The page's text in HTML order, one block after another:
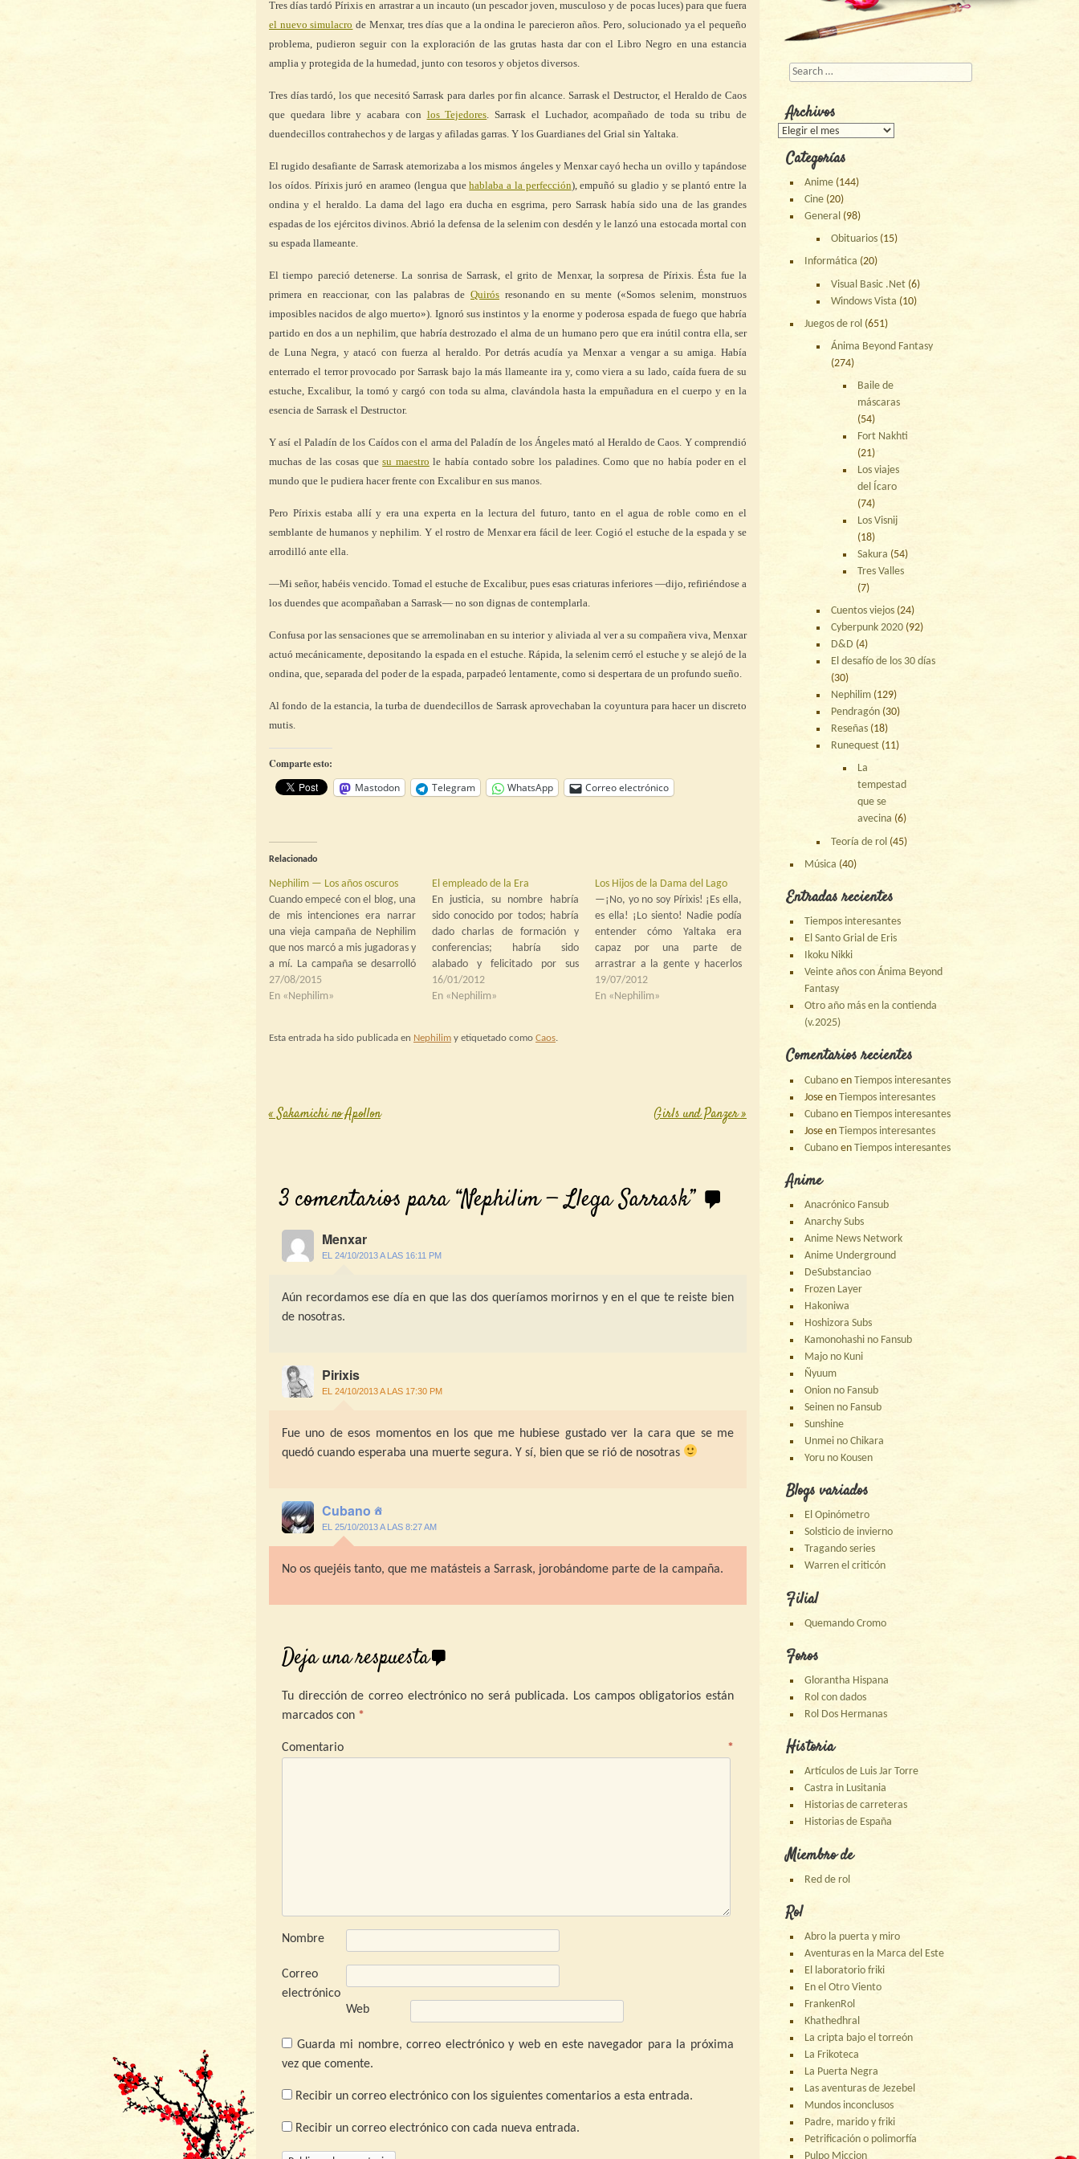
Tres días tardó Pírixis en arrastrar a un incauto (un pescador joven, musculoso y de pocas luces) para que fuera
el nuevo simulacro de Menxar, tres días que a la ondina le parecieron años. Pero, solucionado ya el pequeño
problema, pudieron seguir con la exploración de las grutas hasta dar con el Libro Negro en una estancia
amplia y protegida de la humedad, junto con tesoros y objetos diversos.
Tres días tardó, los que necesitó Sarrask para darles por fin alcance. Sarrask el Destructor, el Heraldo de Caos
que quedara libre y acabara con los Tejedores. Sarrask el Luchador, acompañado de toda su tribu de
duendecillos contrahechos y de largas y afiladas garras. Y los Guardianes del Grial sin Yaltaka.
El rugido desafiante de Sarrask atemorizaba a los mismos ángeles y Menxar cayó hecha un ovillo y tapándose
los oídos. Pírixis juró en arameo (lengua quehablaba a la perfección), empuñó su gladio y se plantó entre la
ondina y el heraldo. La dama del lago era ducha en esgrima, pero Sarrask había sido una de las grandes
espadas de los ejércitos divinos. Abrió la defensa de la selenim con desdén y le lanzó una estocada mortal con
su espada llameante.
El tiempo pareció detenerse. La sonrisa de Sarrask, el grito de Menxar, la sorpresa de Pírixis. Ésta fue la
primera en reaccionar, con las palabras de Quirós resonando en su mente («Somos selenim, monstruos
imposibles nacidos de algo muerto»). Ignoró sus instintos y la enorme y poderosa espada de fuego que habría
partido en dos a un nephilim, que habría destrozado el alma de un humano pero que era inútil contra ella, ser
de Luna Negra, y atacó con fuerza al heraldo. Por detrás acudía ya Menxar a vengar a su amiga. Había
enterrado el terror provocado por Sarrask bajo la más llameante ira y, como viera a su lado, caída fuera de su
estuche, Excalibur, la tomó y cargó con toda su alma, clavándola hasta la empuñadura en el cuerpo y en la
esencia de Sarrask el Destructor.
Y así el Paladín de los Caídos con el arma del Paladín de los Ángeles mató al Heraldo de Caos. Y comprendió
muchas de las cosas quesu maestro le había contado sobre los paladines. Como que no había poder en el
mundo que le pudiera hacer frente con Excalibur en sus manos.
Pero Pírixis estaba allí y era una experta en la lectura del futuro, tanto en el agua de roble como en el
semblante de humanos y nephilim. Y el rostro de Menxar era fácil de leer. Cogió el estuche de la espada y se
arrodilló ante ella.
—Mi señor, habéis vencido. Tomad el estuche de Excalibur, pues esas criaturas inferiores —dijo, refiriéndose a
los duendes que acompañaban a Sarrask— no son dignas de contemplarla.
Confusa por las sensaciones que se arremolinaban en su interior y aliviada al ver a su compañera viva, Menxar
actuó mecánicamente, depositando la espada en el estuche. Rápida, la selenim cerró el estuche y se alejó de la
ondina, que, separada del poder de la espada, parpadeó lentamente, como si despertara de un profundo sueño.
Al fondo de la estancia, la turba de duendecillos de Sarrask aprovechaban la coyuntura para hacer un discreto
mutis.
Comparte esto:
Mastodon
Telegram WhatsApp Correo electrónico
Relacionado
Nephilim — Los años oscuros
Cuando empecé con el blog, una
de mis intenciones era narrar
una vieja campaña de Nephilim
que nos marcó a mis jugadoras y
a mí. La campaña se desarrolló
en tres cursos lectivos, en la
universidad, entre 1998 y 2001.
temporada…
27/08/2015
En «Nephilim»
El empleado de la Era
En justicia, su nombre habría
sido conocido por todos; habría
dado charlas de formación y
conferencias; habría sido
alabado y felicitado por sus
superiores y servidor de ejemplo
para todos. Pero dejar en
ostracismo y el olvido. Nadie
16/01/2012
En «Nephilim»
Los Hijos de la Dama del Lago
—¡No, yo no soy Pírixis! ¡Es ella,
es ella! ¡Lo siento! Nadie podía
entender cómo Yaltaka era
capaz por una parte de
arrastrar a la gente y hacerlos
bailar a su son a base de mala
leche, carisma y fuerza de
19/07/2012
En «Nephilim»
Esta entrada ha sido publicada en Nephilim y etiquetado como Caos.
Post navigation
«Sakamichi no Apollon Girls und Panzer»
3 comentarios para “Nephilim — Llega Sarrask”
Menxar
EL 24/10/2013 A LAS 16:11 PM
Aún recordamos ese día en que las dos queríamos morirnos y en el que te reiste bien
de nosotras.
Pirixis
EL 24/10/2013 A LAS 17:30 PM
Fue uno de esos momentos en los que me hubiese gustado ver la cara que se me
quedó cuando esperaba una muerte segura. Y sí, bien que se rió de nosotras
Cubano
EL 25/10/2013 A LAS 8:27 AM
No os quejéis tanto, que me matásteis a Sarrask, jorobándome parte de la campaña.
Deja una respuesta
Tu dirección de correo electrónico no será publicada. Los campos obligatorios están
marcados con *
Comentario *
Nombre
Correo
electrónico
Web
Guarda mi nombre, correo electrónico y web en este navegador para la próxima
vez que comente.
Recibir un correo electrónico con los siguientes comentarios a esta entrada.
Recibir un correo electrónico con cada nueva entrada.
Buscar
Archivos
Archivos
Categorías
Anime (144)
Cine (20)
General (98)
Obituarios (15)
Informática (20)
Visual Basic .Net (6)
Windows Vista (10)
Juegos de rol (651)
Ánima Beyond Fantasy
(274)
Baile de
máscaras
(54)
Fort Nakhti
(21)
Los viajes
del Ícaro
(74)
Los Visnij
(18)
Sakura (54)
Tres Valles
(7)
Cuentos viejos (24)
Cyberpunk 2020 (92)
D&D (4)
El desafío de los 30 días
(30)
Nephilim (129)
Pendragón (30)
Reseñas (18)
Runequest (11)
La
tempestad
que se
avecina (6)
Teoría de rol (45)
Música (40)
Entradas recientes
Tiempos interesantes
El Santo Grial de Eris
Ikoku Nikki
Veinte años con Ánima Beyond
Fantasy
Otro año más en la contienda
(v.2025)
Comentarios recientes
Cubano enTiempos interesantes
Jose enTiempos interesantes
Cubano enTiempos interesantes
Jose enTiempos interesantes
Cubano enTiempos interesantes
Anime
Anacrónico Fansub
Anarchy Subs
Anime News Network
Anime Underground
DeSubstanciao
Frozen Layer
Hakoniwa
Hoshizora Subs
Kamonohashi no Fansub
Majo no Kuni
Ñyuum
Onion no Fansub
Seinen no Fansub
Sunshine
Unmei no Chikara
Yoru no Kousen
Blogs variados
El Opinómetro
Solsticio de invierno
Tragando series
Warren el criticón
Filial
Quemando Cromo
Foros
Glorantha Hispana
Rol con dados
Rol Dos Hermanas
Historia
Artículos de Luis Jar Torre
Castra in Lusitania
Historias de carreteras
Historias de España
Miembro de
Red de rol
Rol
Abro la puerta y miro
Aventuras en la Marca del Este
El laboratorio friki
En el Otro Viento
FrankenRol
Khathedhral
La cripta bajo el torreón
La Frikoteca
La Puerta Negra
Las aventuras de Jezebel
Mundos inconclusos
Padre, marido y friki
Petrificación o polimorfía
Pulpo Miccion